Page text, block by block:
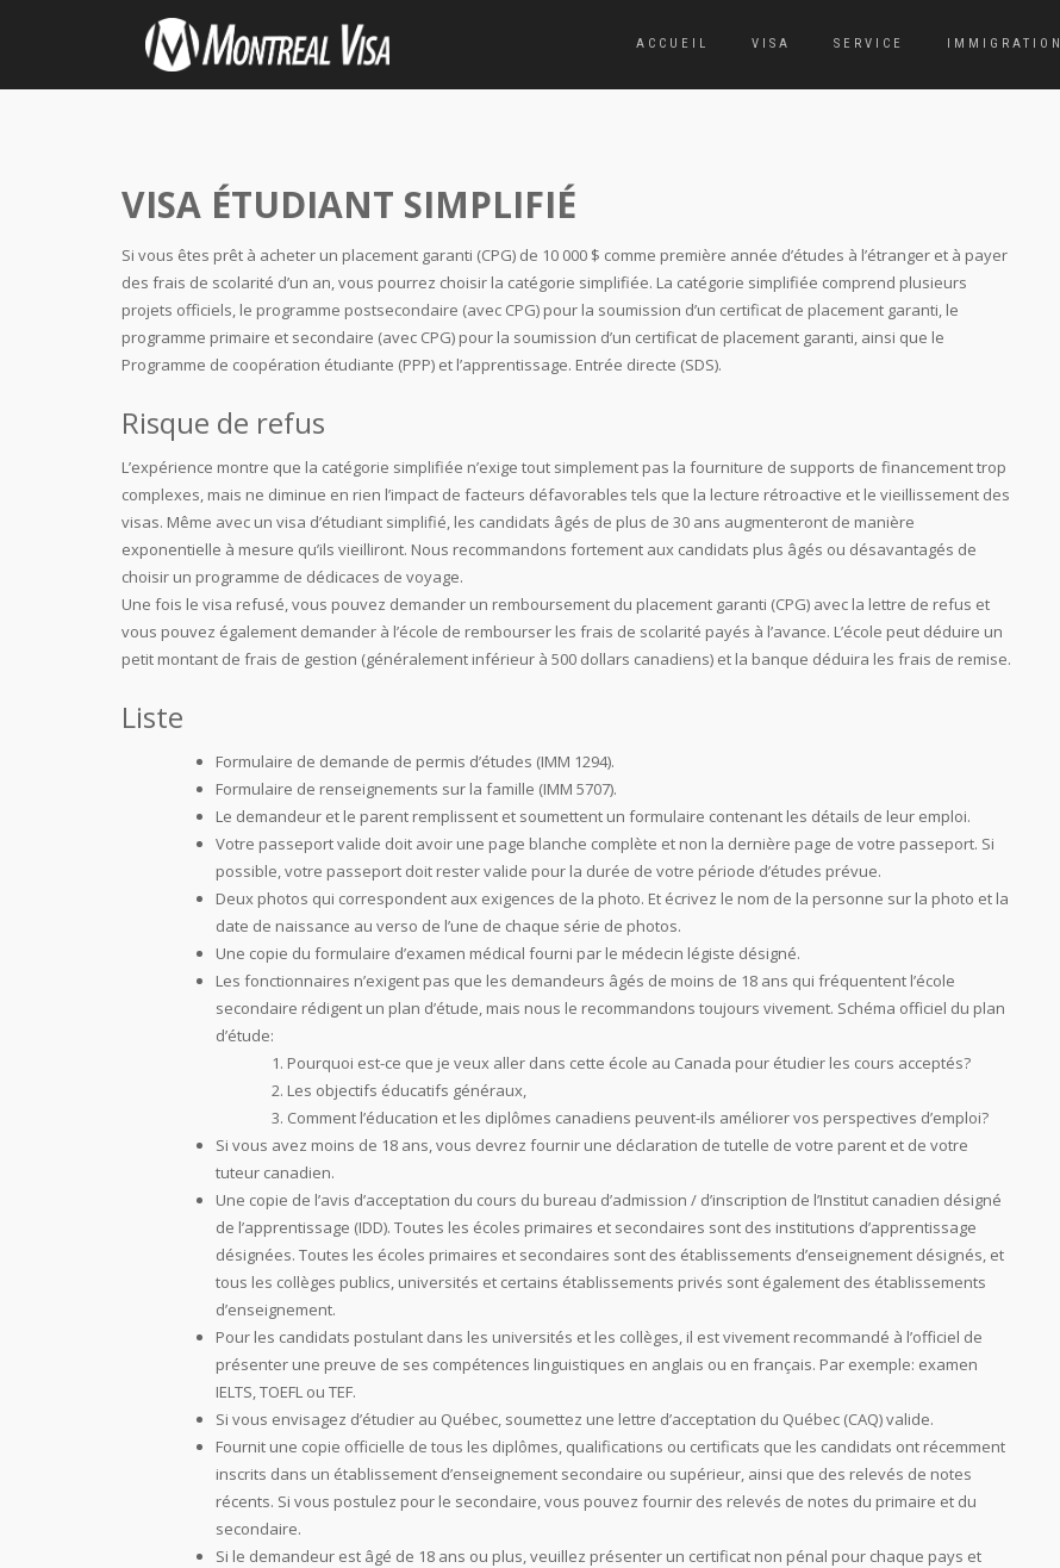
ACCUEIL VISA SERVICE IMMIGRATION
VISA ÉTUDIANT SIMPLIFIÉ
Si vous êtes prêt à acheter un placement garanti (CPG) de 10 000 $ comme première année d’études à l’étranger et à payer
des frais de scolarité d’un an, vous pourrez choisir la catégorie simplifiée. La catégorie simplifiée comprend plusieurs
projets officiels, le programme postsecondaire (avec CPG) pour la soumission d’un certificat de placement garanti, le
programme primaire et secondaire (avec CPG) pour la soumission d’un certificat de placement garanti, ainsi que le
Programme de coopération étudiante (PPP) et l’apprentissage. Entrée directe (SDS).
Risque de refus
L’expérience montre que la catégorie simplifiée n’exige tout simplement pas la fourniture de supports de financement trop
complexes, mais ne diminue en rien l’impact de facteurs défavorables tels que la lecture rétroactive et le vieillissement des
visas. Même avec un visa d’étudiant simplifié, les candidats âgés de plus de 30 ans augmenteront de manière
exponentielle à mesure qu’ils vieilliront. Nous recommandons fortement aux candidats plus âgés ou désavantagés de
choisir un programme de dédicaces de voyage.
Une fois le visa refusé, vous pouvez demander un remboursement du placement garanti (CPG) avec la lettre de refus et
vous pouvez également demander à l’école de rembourser les frais de scolarité payés à l’avance. L’école peut déduire un
petit montant de frais de gestion (généralement inférieur à 500 dollars canadiens) et la banque déduira les frais de remise.
Liste
Formulaire de demande de permis d’études (IMM 1294).
Formulaire de renseignements sur la famille (IMM 5707).
Le demandeur et le parent remplissent et soumettent un formulaire contenant les détails de leur emploi.
Votre passeport valide doit avoir une page blanche complète et non la dernière page de votre passeport. Si
possible, votre passeport doit rester valide pour la durée de votre période d’études prévue.
Deux photos qui correspondent aux exigences de la photo. Et écrivez le nom de la personne sur la photo et la
date de naissance au verso de l’une de chaque série de photos.
Une copie du formulaire d’examen médical fourni par le médecin légiste désigné.
Les fonctionnaires n’exigent pas que les demandeurs âgés de moins de 18 ans qui fréquentent l’école
secondaire rédigent un plan d’étude, mais nous le recommandons toujours vivement. Schéma officiel du plan
d’étude:
Pourquoi est-ce que je veux aller dans cette école au Canada pour étudier les cours acceptés?
Les objectifs éducatifs généraux,
Comment l’éducation et les diplômes canadiens peuvent-ils améliorer vos perspectives d’emploi?
Si vous avez moins de 18 ans, vous devrez fournir une déclaration de tutelle de votre parent et de votre
tuteur canadien.
Une copie de l’avis d’acceptation du cours du bureau d’admission / d’inscription de l’Institut canadien désigné
de l’apprentissage (IDD). Toutes les écoles primaires et secondaires sont des institutions d’apprentissage
désignées. Toutes les écoles primaires et secondaires sont des établissements d’enseignement désignés, et
tous les collèges publics, universités et certains établissements privés sont également des établissements
d’enseignement.
Pour les candidats postulant dans les universités et les collèges, il est vivement recommandé à l’officiel de
présenter une preuve de ses compétences linguistiques en anglais ou en français. Par exemple: examen
IELTS, TOEFL ou TEF.
Si vous envisagez d’étudier au Québec, soumettez une lettre d’acceptation du Québec (CAQ) valide.
Fournit une copie officielle de tous les diplômes, qualifications ou certificats que les candidats ont récemment
inscrits dans un établissement d’enseignement secondaire ou supérieur, ainsi que des relevés de notes
récents. Si vous postulez pour le secondaire, vous pouvez fournir des relevés de notes du primaire et du
secondaire.
Si le demandeur est âgé de 18 ans ou plus, veuillez présenter un certificat non pénal pour chaque pays et